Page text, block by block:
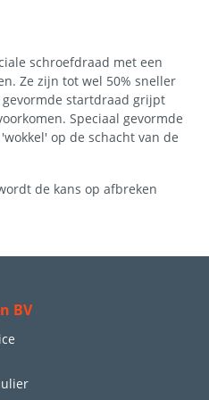
schroefdraad met een
Ze zijn tot wel 50% sneller
startdraad grijpt
Speciaal gevormde
op de schacht van de
de kans op afbreken
BV